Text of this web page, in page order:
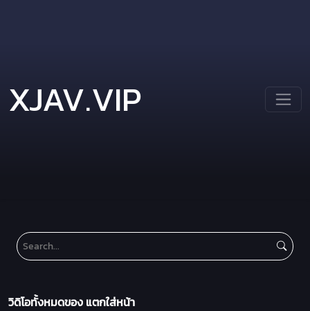
XJAV.VIP
วิดิโอทั้งหมดของ แตกใส่หน้า